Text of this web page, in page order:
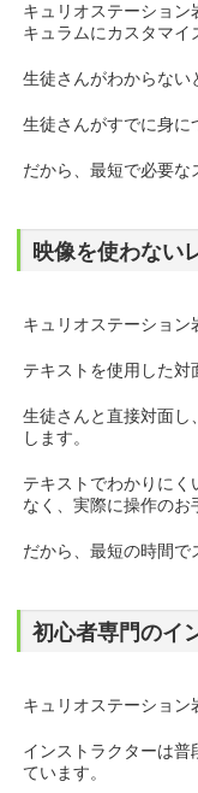
キュリオステーション
キュラムにカスタマイ
生徒さんがわからない
生徒さんがすでに身に
だから、最短で必要な
映像を使わない
キュリオステーション
テキストを使用した対
生徒さんと直接対面し
します。
テキストでわかりにく
なく、実際に操作のお
だから、最短の時間で
初心者専門のイ
キュリオステーション
インストラクターは普
ています。